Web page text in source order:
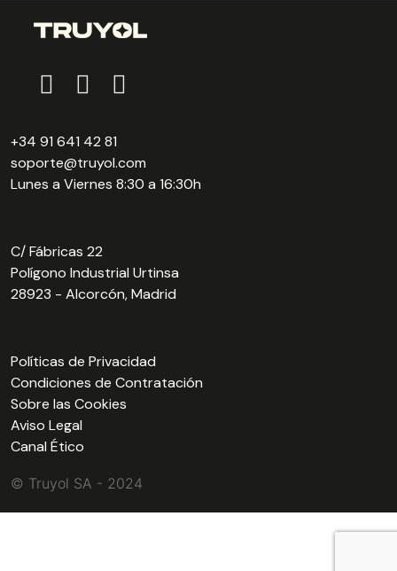
+34 91 641 42 81
soporte@truyol.com
Lunes a Viernes 8:30 a 16:30h
C/ Fábricas 22
Polígono Industrial Urtinsa
28923 - Alcorcón, Madrid
Políticas de Privacidad
Condiciones de Contratación
Sobre las Cookies
Aviso Legal
Canal Ético
© Truyol SA - 2024